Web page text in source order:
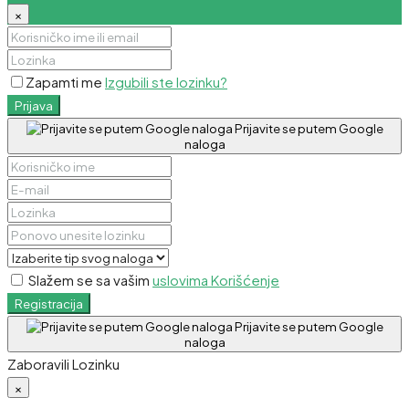
×
Zapamti me Izgubili ste lozinku?
Prijava
Prijavite se putem Google
naloga
Slažem se sa vašim uslovima Korišćenje
Registracija
Prijavite se putem Google
naloga
Zaboravili Lozinku
×